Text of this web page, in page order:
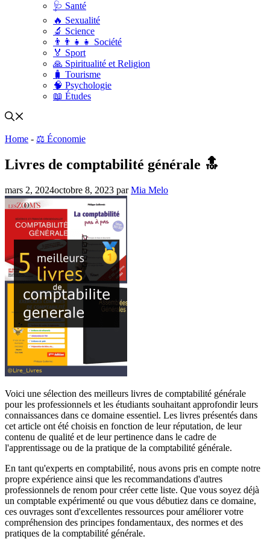
🩺 Santé
🔥 Sexualité
🔬 Science
👨‍👨‍👧‍👧 Société
🏅 Sport
🙏 Spiritualité et Religion
🧳 Tourisme
🧠 Psychologie
📖 Études
Home - ⚖️ Économie
Livres de comptabilité générale 🔝
mars 2, 2024octobre 8, 2023 parMia Melo
Voici une sélection des meilleurs livres de comptabilité générale
pour les professionnels et les étudiants souhaitant approfondir leurs
connaissances dans ce domaine essentiel. Les livres présentés dans
cet article ont été choisis en fonction de leur réputation, de leur
contenu de qualité et de leur pertinence dans le cadre de
l'apprentissage ou de la pratique de la comptabilité générale.
En tant qu'experts en comptabilité, nous avons pris en compte notre
propre expérience ainsi que les recommandations d'autres
professionnels de renom pour créer cette liste. Que vous soyez déjà
un comptable expérimenté ou que vous débutiez dans ce domaine,
ces ouvrages sont d'excellentes ressources pour améliorer votre
compréhension des principes fondamentaux, des normes et des
pratiques de la comptabilité générale.